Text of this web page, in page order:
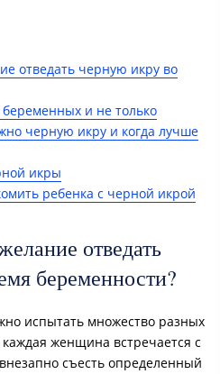
отведать черную икру во
и не только
черную икру и когда лучше
икры
ребенка с черной икрой
отведать
беременности?
испытать множество разных
женщина встречается с
съесть определенный